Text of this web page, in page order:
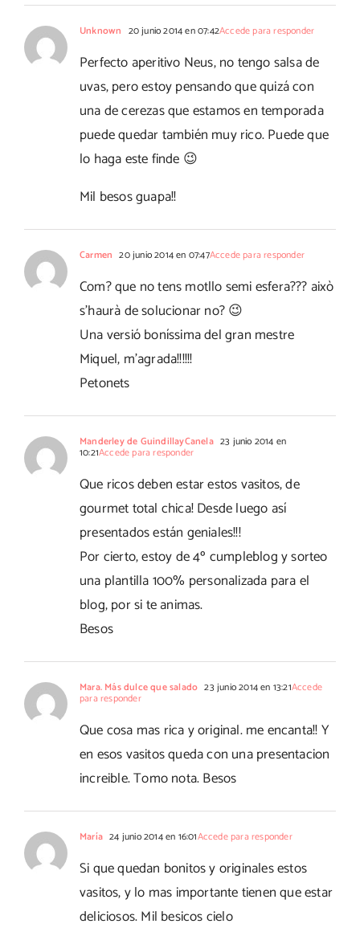
Unknown 20 junio 2014 en 07:42Accede para responder
Perfecto aperitivo Neus, no tengo salsa de
uvas, pero estoy pensando que quizá con
una de cerezas que estamos en temporada
puede quedar también muy rico. Puede que
lo haga este finde 😉
Mil besos guapa!!
Carmen 20 junio 2014 en 07:47Accede para responder
Com? que no tens motllo semi esfera??? això
s'haurà de solucionar no? 😉
Una versió boníssima del gran mestre
Miquel, m'agrada!!!!!!
Petonets
Manderley de GuindillayCanela 23 junio 2014 en
10:21Accede para responder
Que ricos deben estar estos vasitos, de
gourmet total chica! Desde luego así
presentados están geniales!!!
Por cierto, estoy de 4º cumpleblog y sorteo
una plantilla 100% personalizada para el
blog, por si te animas.
Besos
Mara. Más dulce que salado 23 junio 2014 en 13:21Accede
para responder
Que cosa mas rica y original. me encanta!! Y
en esos vasitos queda con una presentacion
increible. Tomo nota. Besos
María 24 junio 2014 en 16:01Accede para responder
Si que quedan bonitos y originales estos
vasitos, y lo mas importante tienen que estar
deliciosos. Mil besicos cielo